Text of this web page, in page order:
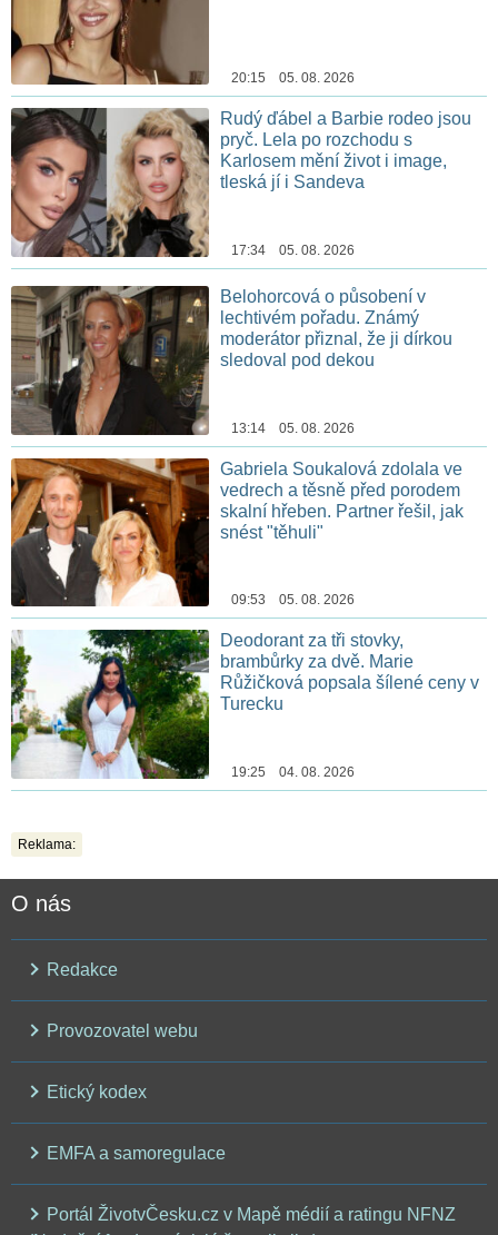
20:15 05. 08. 2026
Rudý ďábel a Barbie rodeo jsou
pryč. Lela po rozchodu s
Karlosem mění život i image,
tleská jí i Sandeva
17:34 05. 08. 2026
Belohorcová o působení v
lechtivém pořadu. Známý
moderátor přiznal, že ji dírkou
sledoval pod dekou
13:14 05. 08. 2026
Gabriela Soukalová zdolala ve
vedrech a těsně před porodem
skalní hřeben. Partner řešil, jak
snést "těhuli"
09:53 05. 08. 2026
Deodorant za tři stovky,
brambůrky za dvě. Marie
Růžičková popsala šílené ceny v
Turecku
19:25 04. 08. 2026
Reklama:
O nás
Redakce
Provozovatel webu
Etický kodex
EMFA a samoregulace
Portál ŽivotvČesku.cz v Mapě médií a ratingu NFNZ